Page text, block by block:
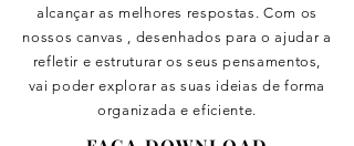
alcançar as melhores respostas. Com os
nossos canvas , desenhados para o ajudar a
refletir e estruturar os seus pensamentos,
vai poder explorar as suas ideias de forma
organizada e eficiente.